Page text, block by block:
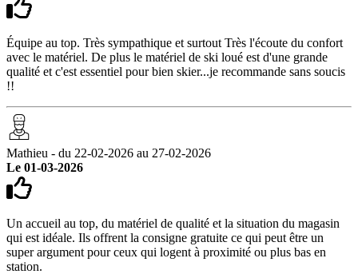
Équipe au top. Très sympathique et surtout Très l'écoute du confort
avec le matériel. De plus le matériel de ski loué est d'une grande
qualité et c'est essentiel pour bien skier...je recommande sans soucis
!!
Mathieu - du 22-02-2026 au 27-02-2026
Le 01-03-2026
Un accueil au top, du matériel de qualité et la situation du magasin
qui est idéale. Ils offrent la consigne gratuite ce qui peut être un
super argument pour ceux qui logent à proximité ou plus bas en
station.